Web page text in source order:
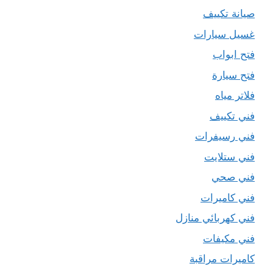
صيانة تكييف
غسيل سيارات
فتح ابواب
فتح سيارة
فلاتر مياه
فني تكييف
فني رسيفرات
فني ستلايت
فني صحي
فني كاميرات
فني كهربائي منازل
فني مكيفات
كاميرات مراقبة